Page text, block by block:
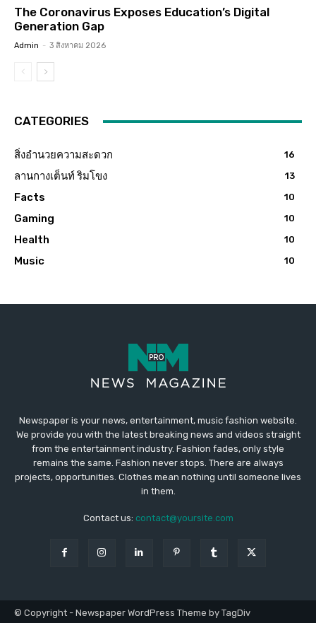
The Coronavirus Exposes Education’s Digital
Generation Gap
Admin - 3 สิงหาคม 2026
CATEGORIES
สิ่งอำนวยความสะดวก 16
ลานกางเต็นท์ ริมโขง 13
Facts 10
Gaming 10
Health 10
Music 10
Newspaper is your news, entertainment, music fashion website.
We provide you with the latest breaking news and videos straight
from the entertainment industry. Fashion fades, only style
remains the same. Fashion never stops. There are always
projects, opportunities. Clothes mean nothing until someone lives
in them.
Contact us: contact@yoursite.com
© Copyright - Newspaper WordPress Theme by TagDiv